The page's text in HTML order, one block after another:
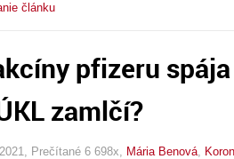
článku
pfizeru
zamlčí?
Prečítané 6 698x, Mária Benová